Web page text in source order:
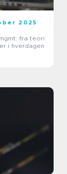
2025
fra teori
i hverdagen